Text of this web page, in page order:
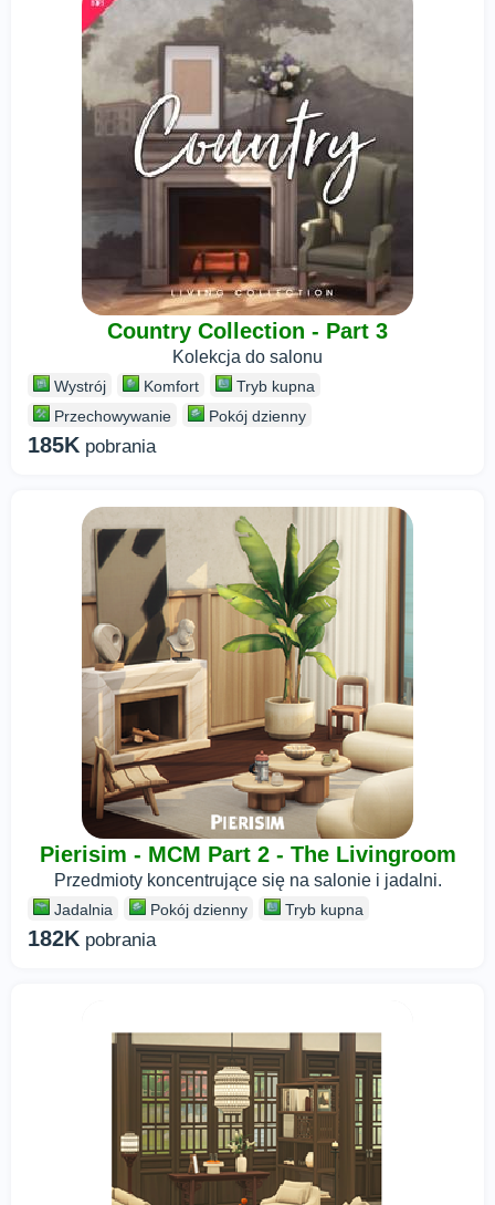
Country Collection - Part 3
Kolekcja do salonu
Wystrój Komfort
Tryb kupna
Przechowywanie
Pokój dzienny
185K pobrania
Pierisim - MCM Part 2 - The Livingroom
Przedmioty koncentrujące się na salonie i jadalni.
Jadalnia Pokój dzienny Tryb kupna
182K pobrania